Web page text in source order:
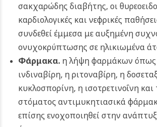
σακχαρώδης διαβήτης, οι
καρδιολογικές και νεφρικές
συνδεθεί έμμεσα με αυξημένη
ονυχοκρύπτωσης σε ηλικιωμένα
Φάρμακα. η λήψη φαρμάκων όπως
ινδιναβίρη, η ριτοναβίρη, η
κυκλοσπορίνη, η ισοτρετινοΐνη
στόματος αντιμυκητιασικά
επίσης ενοχοποιηθεί στην